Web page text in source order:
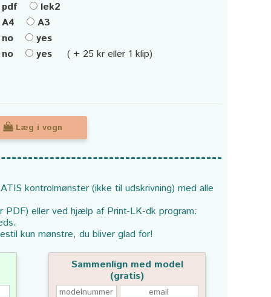
pdf
lek2
A4
A3
no
yes
no
yes ( + 25 kr eller 1 klip)
Læg i vogn
kontrolmønster (ikke til udskrivning) med alle
eller ved hjælp af Print-LK-dk program:
kun mønstre, du bliver glad for!
Sammenlign med model
(gratis)